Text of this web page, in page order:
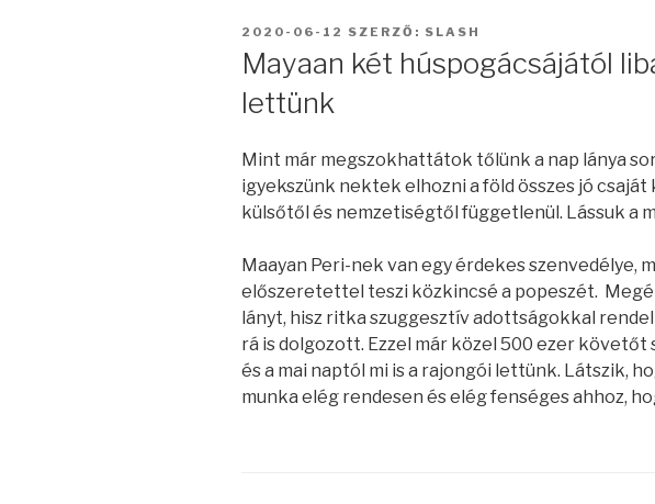
BEKÜLDVE:
2020-06-12 SZERZŐ: SLASH
Mayaan két húspogácsájától
lettünk
Mint már megszokhattátok tőlünk a nap lánya
igyekszünk nektek elhozni a föld összes jó
külsőtől és nemzetiségtől függetlenül. Lássuk a
Maayan Peri-nek van egy érdekes szenvedélye,
előszeretettel teszi közkincsé a popeszét.
lányt, hisz ritka szuggesztív adottságokkal
rá is dolgozott. Ezzel már közel 500 ezer követőt
és a mai naptól mi is a rajongói lettünk. Látszik,
munka elég rendesen és elég fenséges ahhoz,